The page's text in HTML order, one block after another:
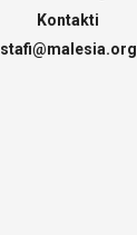
Kontakti
stafi@malesia.org